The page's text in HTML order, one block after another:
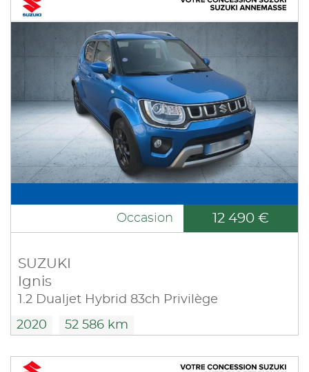
Occasion 12 490 €
SUZUKI
Ignis
1.2 Dualjet Hybrid 83ch Privilège
2020 52 586 km